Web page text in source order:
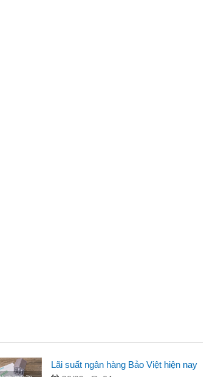
Lãi suất ngân hàng Bảo Việt hiện nay